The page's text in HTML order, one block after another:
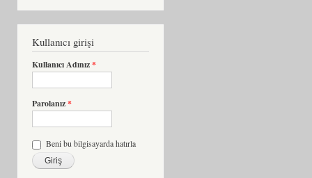
Kullanıcı girişi
Kullanıcı Adınız*
Parolanız*
Beni bu bilgisayarda hatırla